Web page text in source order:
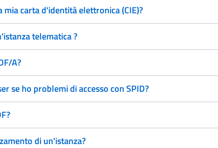
carta d'identità elettronica (CIE)?
telematica ?
A?
se ho problemi di accesso con SPID?
di un'istanza?